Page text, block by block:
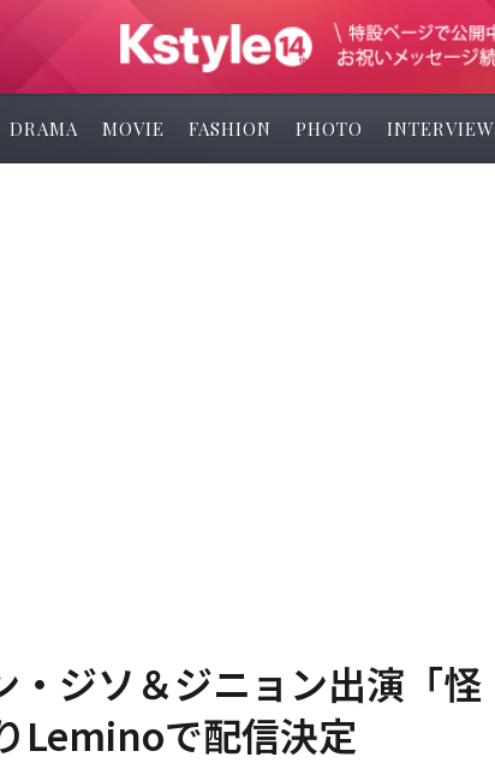
DRAMA MOVIE FASHION PHOTO INTERVIEW
・ジソ＆ジニョン出演「怪
Leminoで配信決定